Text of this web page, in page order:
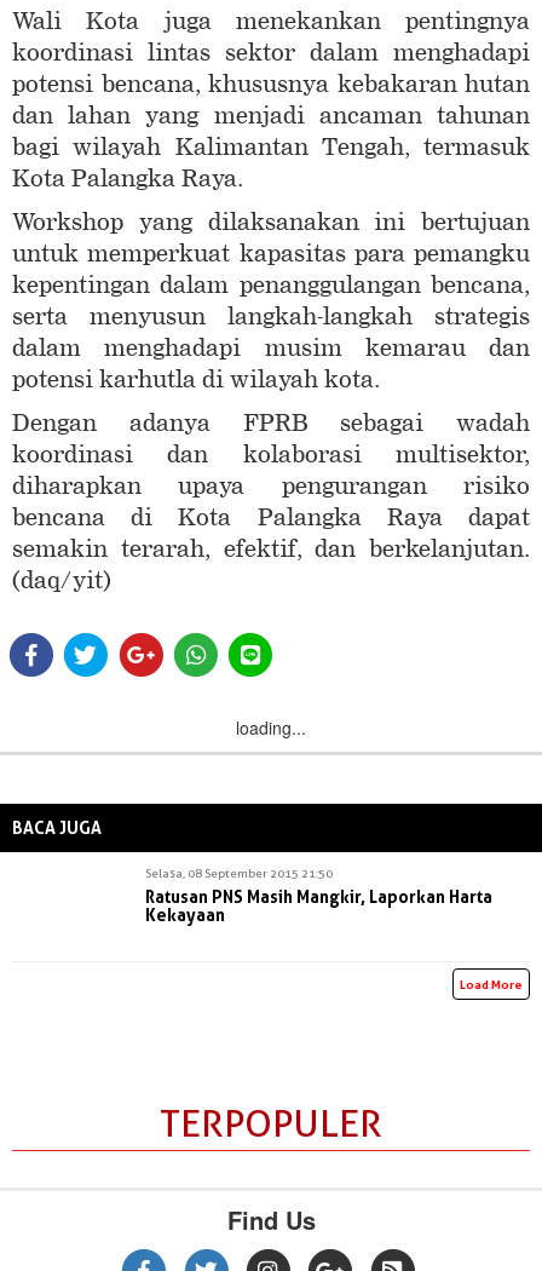
Wali Kota juga menekankan pentingnya
koordinasi lintas sektor dalam menghadapi
potensi bencana, khususnya kebakaran hutan
dan lahan yang menjadi ancaman tahunan
bagi wilayah Kalimantan Tengah, termasuk
Kota Palangka Raya.
Workshop yang dilaksanakan ini bertujuan
untuk memperkuat kapasitas para pemangku
kepentingan dalam penanggulangan bencana,
serta menyusun langkah-langkah strategis
dalam menghadapi musim kemarau dan
potensi karhutla di wilayah kota.
Dengan adanya FPRB sebagai wadah
koordinasi dan kolaborasi multisektor,
diharapkan upaya pengurangan risiko
bencana di Kota Palangka Raya dapat
semakin terarah, efektif, dan berkelanjutan.
(daq/yit)
loading...
BACA JUGA
Selasa, 08 September 2015 21:50
Ratusan PNS Masih Mangkir, Laporkan Harta
Kekayaan
Load More
TERPOPULER
Find Us